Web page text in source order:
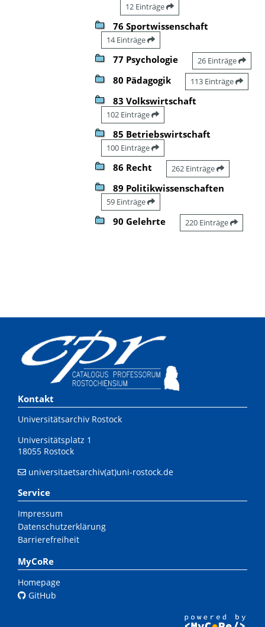
12 Einträge
76 Sportwissenschaft
14 Einträge
77 Psychologie 26 Einträge
80 Pädagogik 113 Einträge
83 Volkswirtschaft
102 Einträge
85 Betriebswirtschaft
100 Einträge
86 Recht 262 Einträge
89 Politikwissenschaften
59 Einträge
90 Gelehrte 220 Einträge
Kontakt
Universitätsarchiv Rostock
Universitätsplatz 1
18055 Rostock
universitaetsarchiv(at)uni-rostock.de
Service
Impressum
Datenschutzerklärung
Barrierefreiheit
MyCoRe
Homepage
GitHub